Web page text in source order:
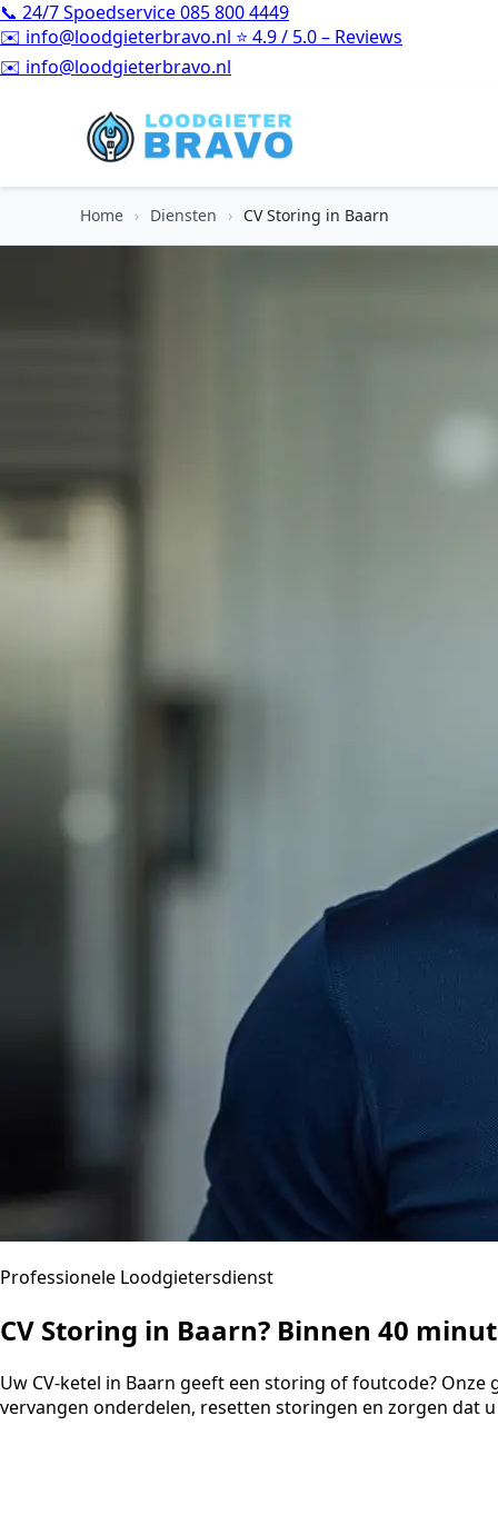
📞 24/7 Spoedservice085 800 4449
✉️ info@loodgieterbravo.nl ⭐ 4.9 / 5.0 – Reviews
⭐4.9 / 5.0 – Reviews
Home › Diensten › CV Storing in Baarn
Professionele Loodgietersdienst
CV Storing in Baarn? Binnen 40
Uw CV-ketel in Baarn geeft een storing of foutcode?
vervangen onderdelen, resetten storingen en zorgen dat